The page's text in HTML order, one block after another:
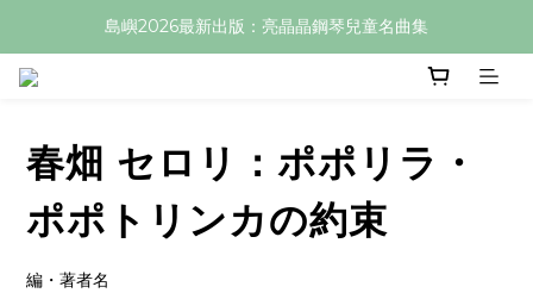
島嶼2026最新出版：亮晶晶鋼琴兒童名曲集
春畑 セロリ：ポポリラ・
ポポトリンカの約束
編・著者名